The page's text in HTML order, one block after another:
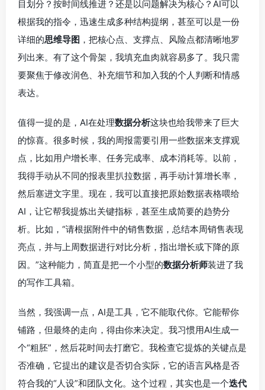
目划分？按时间线推进？还是以问题解决为核心？AI可以
根据我的指令，迅速生成多种结构提纲，甚至可以是一份
详细的思维导图 ，把核心点、支撑点、风险点都清晰地罗
列出来。有了这个骨架，我填充血肉就容易多了。我只需
要聚焦于修改润色、补充细节和加入我的个人判断和情感
表达。
值得一提的是，AI在处理数据分析这块也给我带来了巨大
的惊喜。很多时候，我的周报需要引用一些数据来支撑观
点，比如用户增长率、任务完成率、成本消耗等。以前，
我得手动从不同的报表里扒拉数据，再手动计算增长率，
然后塞进文字里。现在，我可以直接把原始数据表格喂给
AI，让它帮我提炼出关键指标，甚至生成简要的趋势分
析。比如，“请根据附件中的销售数据，总结本周销售表现
亮点，并与上周数据进行对比分析，指出增长或下降的原
因。”这种能力，简直是把一个小型的数据分析师装进了我
的写作工具箱。
当然，我强调一点，AI是工具，它不能取代你。它能帮你
铺路，但最终的走向，得由你来决定。我习惯用AI生成一
个“粗胚”，然后花时间去打磨它。我检查它提炼的关键点是
否准确，它提出的建议是否切合实际，它的语言风格是否
符合我的“人设”和团队文化。这个过程，其实也是一个迭代